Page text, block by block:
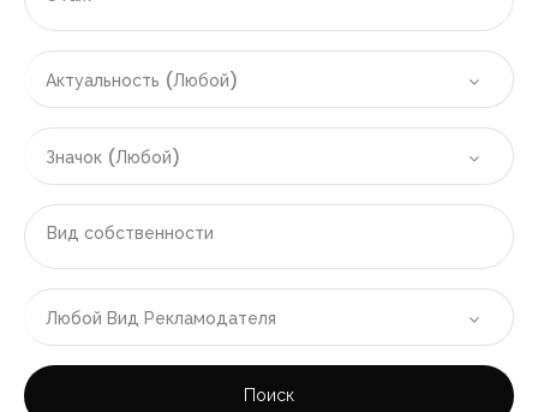
|-Бенидорм
|-Вильяхойоса
|-Полоп
|-Финестрат
|-Область Валенсии
|-Валенсия
|-Кульера
Актуальность (Любой)
Значок (Любой)
Вид собственности
Любой Вид Рекламодателя
Поиск